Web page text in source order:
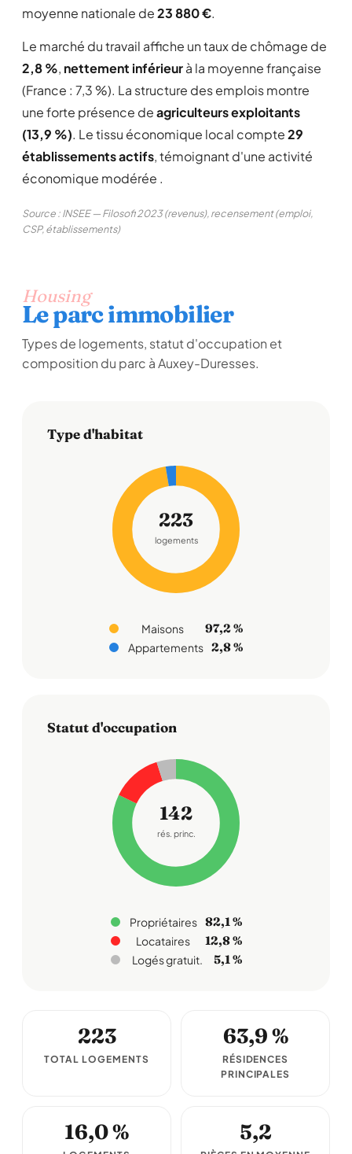
moyenne nationale de23 880 €.
Le marché du travail affiche un taux de chômage de
2,8 %, nettement inférieurà la moyenne française
(France : 7,3 %). La structure des emplois montre
une forte présence deagriculteurs exploitants
(13,9 %). Le tissu économique local compte29
établissements actifs, témoignant d'une activité
économique modérée .
Source : INSEE — Filosofi 2023 (revenus), recensement (emploi,
CSP, établissements)
Housing
Le parc immobilier
Types de logements, statut d'occupation et
composition du parc à Auxey-Duresses.
Type d'habitat
223
logements
Maisons 97,2 %
Appartements 2,8 %
Statut d'occupation
142
rés. princ.
Propriétaires 82,1 %
Locataires 12,8 %
Logés gratuit. 5,1 %
223
TOTAL LOGEMENTS
63,9 %
RÉSIDENCES
PRINCIPALES
16,0 % 5,2